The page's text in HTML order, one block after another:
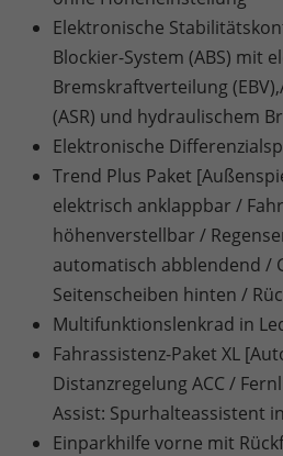
Elektronische
Blockier-System (ABS) mit
Bremskraftverteilung
(ASR) und hydraulischem
Elektronische
Trend Plus Paket
elektrisch anklappbar /
höhenverstellbar /
automatisch abblendend /
Seitenscheiben hinten /
Multifunktionslenkrad in
Fahrassistenz-Paket XL
Distanzregelung ACC /
Assist: Spurhalteassistent
Einparkhilfe vorne mit